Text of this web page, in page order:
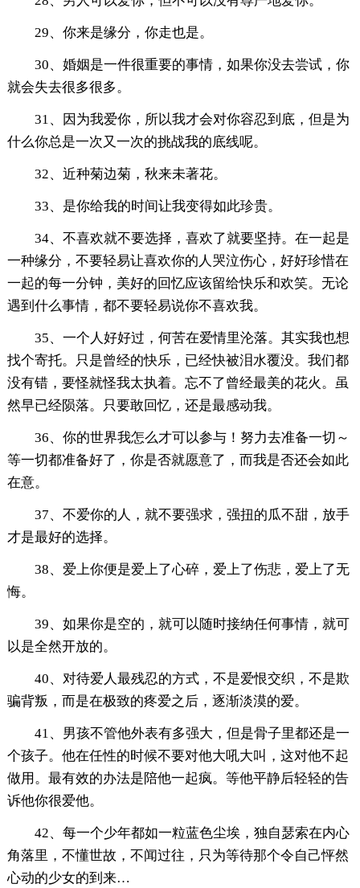
29、你来是缘分，你走也是。
30、婚姻是一件很重要的事情，如果你没去尝试，你
就会失去很多很多。
31、因为我爱你，所以我才会对你容忍到底，但是为
什么你总是一次又一次的挑战我的底线呢。
32、近种菊边菊，秋来未著花。
33、是你给我的时间让我变得如此珍贵。
34、不喜欢就不要选择，喜欢了就要坚持。在一起是
一种缘分，不要轻易让喜欢你的人哭泣伤心，好好珍惜在
一起的每一分钟，美好的回忆应该留给快乐和欢笑。无论
遇到什么事情，都不要轻易说你不喜欢我。
35、一个人好好过，何苦在爱情里沦落。其实我也想
找个寄托。只是曾经的快乐，已经快被泪水覆没。我们都
没有错，要怪就怪我太执着。忘不了曾经最美的花火。虽
然早已经陨落。只要敢回忆，还是最感动我。
36、你的世界我怎么才可以参与！努力去准备一切～
等一切都准备好了，你是否就愿意了，而我是否还会如此
在意。
37、不爱你的人，就不要强求，强扭的瓜不甜，放手
才是最好的选择。
38、爱上你便是爱上了心碎，爱上了伤悲，爱上了无
悔。
39、如果你是空的，就可以随时接纳任何事情，就可
以是全然开放的。
40、对待爱人最残忍的方式，不是爱恨交织，不是欺
骗背叛，而是在极致的疼爱之后，逐渐淡漠的爱。
41、男孩不管他外表有多强大，但是骨子里都还是一
个孩子。他在任性的时候不要对他大吼大叫，这对他不起
做用。最有效的办法是陪他一起疯。等他平静后轻轻的告
诉他你很爱他。
42、每一个少年都如一粒蓝色尘埃，独自瑟索在内心
角落里，不懂世故，不闻过往，只为等待那个令自己怦然
心动的少女的到来…